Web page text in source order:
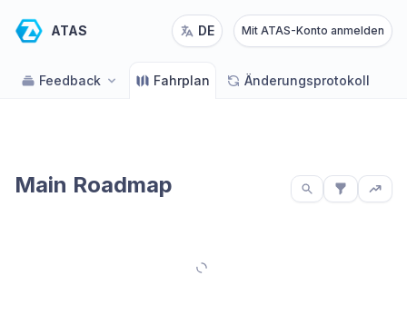
ATAS DE Mit ATAS-Konto anmelden
Feedback Fahrplan Änderungsprotokoll
Main Roadmap